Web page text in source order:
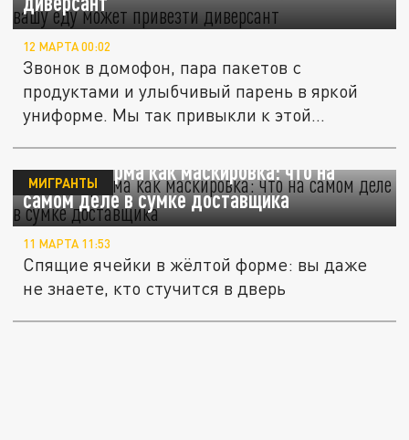
12 МАРТА 00:02
Звонок в домофон, пара пакетов с
продуктами и улыбчивый парень в яркой
униформе. Мы так привыкли к этой...
Жёлтая форма как маскировка: что на
самом деле в сумке доставщика
МИГРАНТЫ
11 МАРТА 11:53
Спящие ячейки в жёлтой форме: вы даже
не знаете, кто стучится в дверь